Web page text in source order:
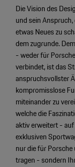
Die Vision des
und sein
etwas Neues zu
dem zugrunde.
- weder für
verbindet, ist das
anspruchsvollster
kompromisslose
miteinander zu
welche die
aktiv erweitert -
exklusiven
nur die für
tragen - sondern